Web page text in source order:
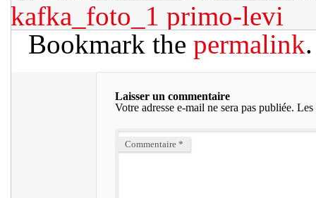
kafka_foto_1 primo-levi
Bookmark the permalink.
Laisser un commentaire
Votre adresse e-mail ne sera pas publiée. Les
Commentaire *